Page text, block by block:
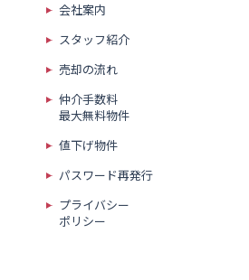
会社案内
スタッフ紹介
売却の流れ
仲介手数料
最大無料物件
値下げ物件
パスワード再発行
プライバシー
ポリシー